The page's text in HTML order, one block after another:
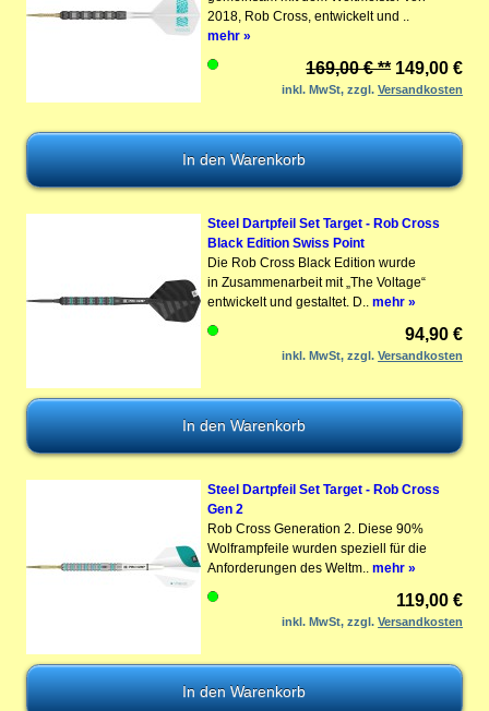
2018, Rob Cross, entwickelt und ..
mehr »
169,00 € ** 149,00 €
inkl. MwSt, zzgl.Versandkosten
Steel Dartpfeil Set Target - Rob Cross
Black Edition Swiss Point
Die Rob Cross Black Edition wurde
in Zusammenarbeit mit „The Voltage“
entwickelt und gestaltet. D.. mehr »
94,90 €
inkl. MwSt, zzgl.Versandkosten
Steel Dartpfeil Set Target - Rob Cross
Gen 2
Rob Cross Generation 2. Diese 90%
Wolframpfeile wurden speziell für die
Anforderungen des Weltm.. mehr »
119,00 €
inkl. MwSt, zzgl.Versandkosten